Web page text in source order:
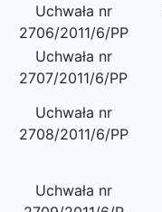
Uchwała nr
2706/2011/6/PP
Uchwała nr
2707/2011/6/PP
Uchwała nr
2708/2011/6/PP
Uchwała nr